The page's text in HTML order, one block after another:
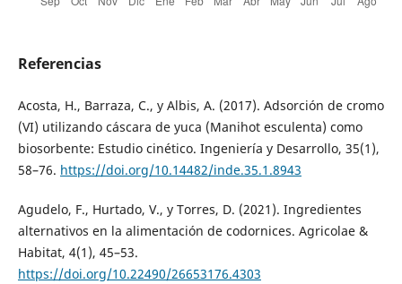
Referencias
Acosta, H., Barraza, C., y Albis, A. (2017). Adsorción de cromo
(VI) utilizando cáscara de yuca (Manihot esculenta) como
biosorbente: Estudio cinético. Ingeniería y Desarrollo, 35(1),
58–76. https://doi.org/10.14482/inde.35.1.8943
Agudelo, F., Hurtado, V., y Torres, D. (2021). Ingredientes
alternativos en la alimentación de codornices. Agricolae &
Habitat, 4(1), 45–53.
https://doi.org/10.22490/26653176.4303